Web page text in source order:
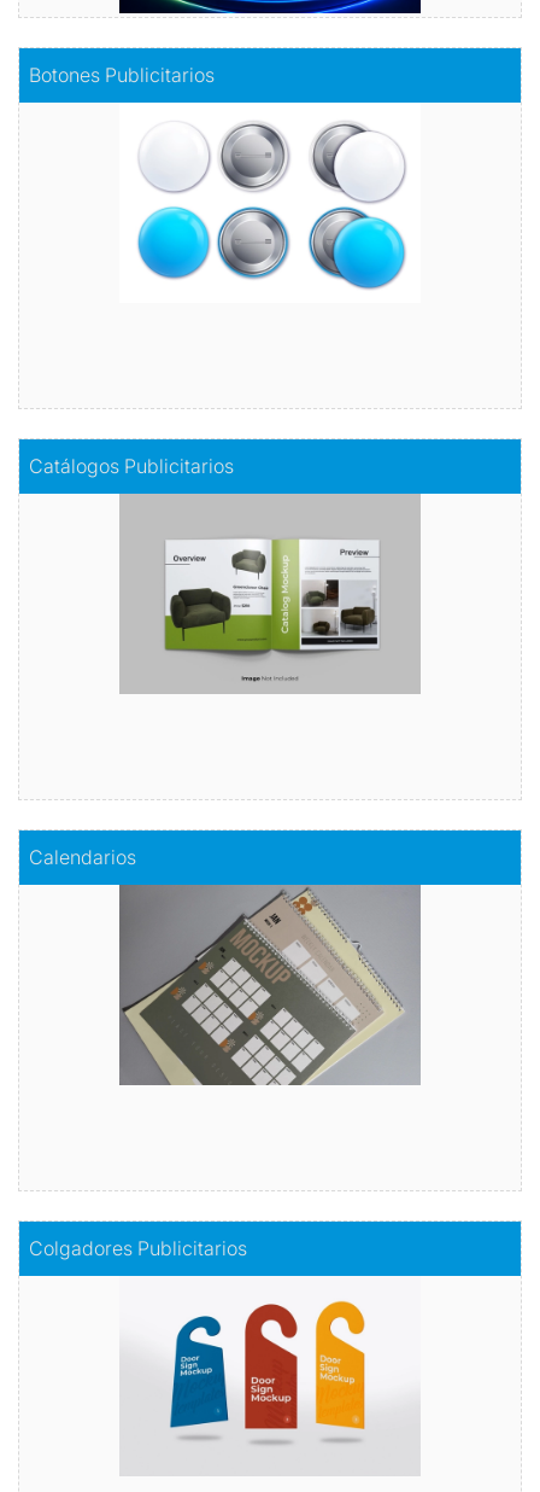
Botones Publicitarios
Lleva tu marca al siguiente nivel
Comprar
Comprar
Catálogos Publicitarios
Comprar
Comprar
Calendarios
Organiza tu año con estilo
Comprar
Comprar
Colgadores Publicitarios
Publicidad en movimiento
Comprar
Comprar